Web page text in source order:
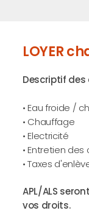
LOYER
Descriptif des
• Eau froide /
• Chauffage
• Electricité
• Entretien
• Taxes
APL/ALS
vos droits.